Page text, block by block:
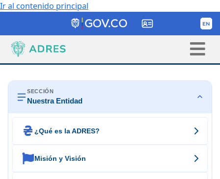
Ir al contenido principal
SECCIÓN
Nuestra Entidad
 ¿Qué es la ADRES?
Misión y Visión